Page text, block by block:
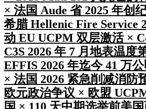
× 法国 Aude 省 2025 年创
希腊 Hellenic Fire Service
动 EU UCPM 双层激活 ×
C3S 2026 年 7 月地表温度
EFFIS 2026 年迄今 41 万
× 法国 2026 紧急削减消防
欧元政治争议 × 欧盟